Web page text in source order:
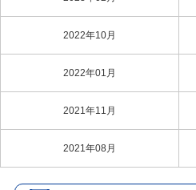
2022年10月
2022年01月
2021年11月
2021年08月